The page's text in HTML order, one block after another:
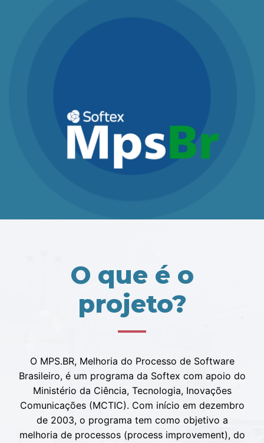
O que é o
projeto?
O MPS.BR, Melhoria do Processo de Software
Brasileiro, é um programa da Softex com apoio do
Ministério da Ciência, Tecnologia, Inovações
Comunicações (MCTIC). Com início em dezembro
de 2003, o programa tem como objetivo a
melhoria de processos (process improvement), do